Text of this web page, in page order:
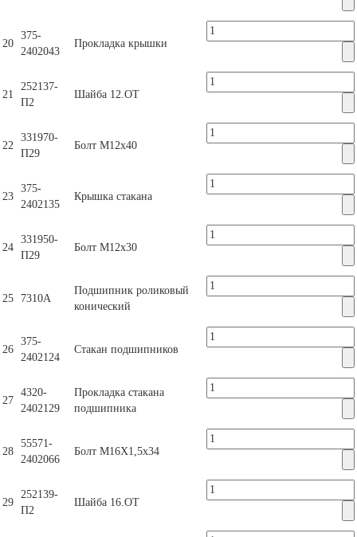
20
375-
2402043
Прокладка крышки
21
252137-
П2
Шайба 12.ОТ
22
331970-
П29
Болт М12х40
23
375-
2402135
Крышка стакана
24
331950-
П29
Болт М12х30
25 7310А
Подшипник роликовый
конический
26
375-
2402124
Стакан подшипников
27
4320-
2402129
Прокладка стакана
подшипника
28
55571-
2402066
Болт М16Х1,5х34
29
252139-
П2
Шайба 16.ОТ